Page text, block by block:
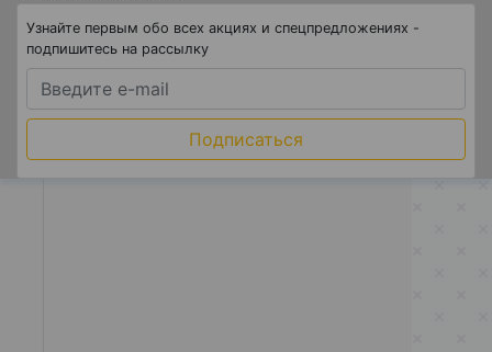
Узнайте первым обо всех акциях и спецпредложениях -
подпишитесь на рассылку